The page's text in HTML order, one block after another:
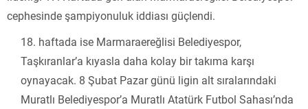
cephesinde şampiyonuluk iddiası güçlendi.
haftada ise Marmaraereğlisi Belediyespor,
Taşkıranlar’a kıyasla daha kolay bir takıma karşı
oynayacak. 8 Şubat Pazar günü ligin alt sıralarındaki
Muratlı Belediyespor’a Muratlı Atatürk Futbol Sahası’nda